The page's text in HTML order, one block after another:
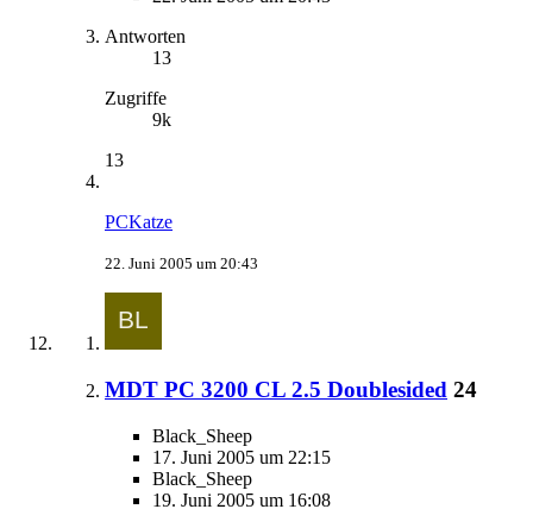
Antworten
13
Zugriffe
9k
13
PCKatze
22. Juni 2005 um 20:43
MDT PC 3200 CL 2.5 Doublesided 24
Black_Sheep
17. Juni 2005 um 22:15
Black_Sheep
19. Juni 2005 um 16:08